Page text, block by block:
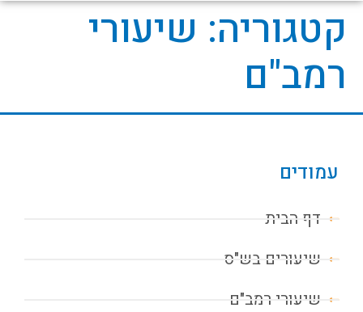
קטגוריה: שיעורי
רמב"ם
עמודים
דף הבית
שיעורים בש"ס
שיעורי רמב"ם